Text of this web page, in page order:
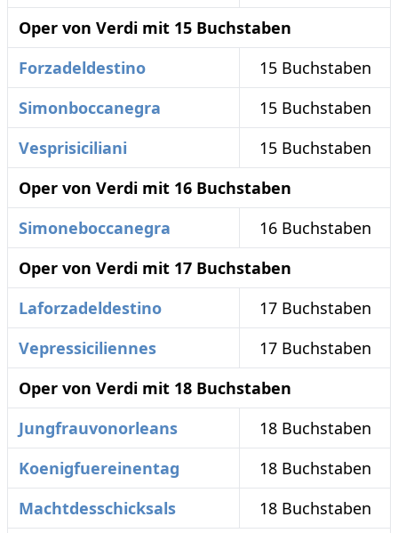
Oper von Verdi mit 15 Buchstaben
Forzadeldestino
15 Buchstaben
Simonboccanegra
15 Buchstaben
Vesprisiciliani
15 Buchstaben
Oper von Verdi mit 16 Buchstaben
Simoneboccanegra
16 Buchstaben
Oper von Verdi mit 17 Buchstaben
Laforzadeldestino
17 Buchstaben
Vepressiciliennes
17 Buchstaben
Oper von Verdi mit 18 Buchstaben
Jungfrauvonorleans
18 Buchstaben
Koenigfuereinentag
18 Buchstaben
Machtdesschicksals
18 Buchstaben